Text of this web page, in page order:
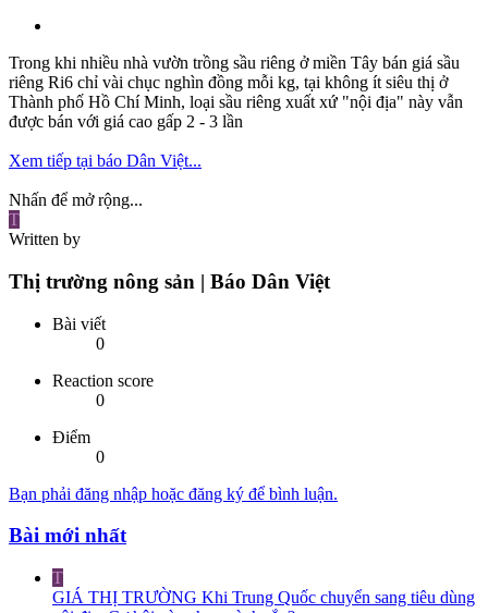
Trong khi nhiều nhà vườn trồng sầu riêng ở miền Tây bán giá sầu
riêng Ri6 chỉ vài chục nghìn đồng mỗi kg, tại không ít siêu thị ở
Thành phố Hồ Chí Minh, loại sầu riêng xuất xứ "nội địa" này vẫn
được bán với giá cao gấp 2 - 3 lần
Xem tiếp tại báo Dân Việt...
Nhấn để mở rộng...
T
Written by
Thị trường nông sản | Báo Dân Việt
Bài viết
0
Reaction score
0
Điểm
0
Bạn phải đăng nhập hoặc đăng ký để bình luận.
Bài mới nhất
T
GIÁ THỊ TRƯỜNG Khi Trung Quốc chuyển sang tiêu dùng